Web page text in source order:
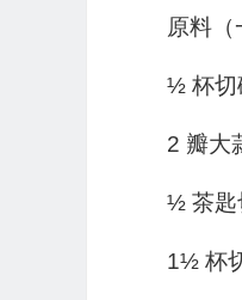
原料（
½ 杯切
2 瓣大
½ 茶匙
1½ 杯